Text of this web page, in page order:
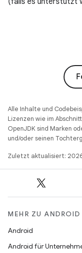
Alle Inhalte und
Lizenzen wie im Abschnitt
OpenJDK sind Marken
und/oder seinen
Zuletzt aktualisiert:
MEHR ZU ANDROID
Android
Android für